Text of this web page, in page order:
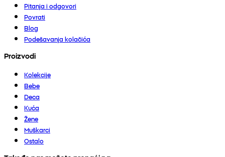
Pitanja i odgovori
Povrati
Blog
Podešavanja kolačića
Proizvodi
Kolekcije
Bebe
Deca
Kuća
Žene
Muškarci
Ostalo